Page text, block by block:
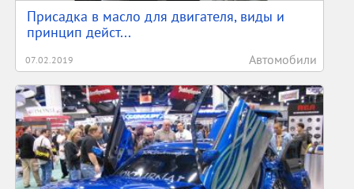
Присадка в масло для двигателя, виды и
принцип дейст...
07.02.2019 Автомобили